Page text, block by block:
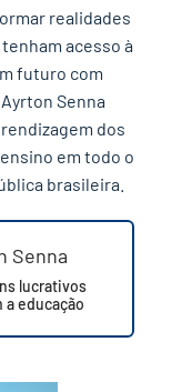
realidades
acesso à
futuro com
Senna
dos
em todo o
brasileira.
Senna
lucrativos
educação